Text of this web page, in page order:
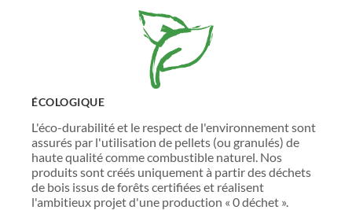
ÉCOLOGIQUE
L'éco-durabilité et le respect de l'environnement sont
assurés par l'utilisation de pellets (ou granulés) de
haute qualité comme combustible naturel. Nos
produits sont créés uniquement à partir des déchets
de bois issus de forêts certifiées et réalisent
l'ambitieux projet d'une production « 0 déchet ».